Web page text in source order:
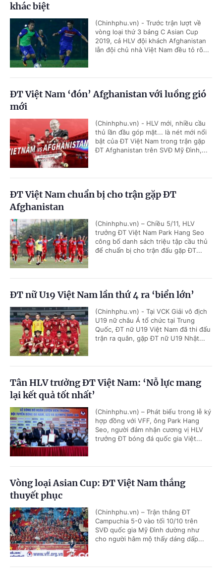
khác biệt
(Chinhphu.vn) - Trước trận lượt về
vòng loại thứ 3 bảng C Asian Cup
2019, cả HLV đội khách Afghanistan
lẫn đội chủ nhà Việt Nam đều tỏ rõ...
ĐT Việt Nam ‘đón’ Afghanistan với luồng gió
mới
(Chinhphu.vn) - HLV mới, nhiều cầu
thủ lần đầu góp mặt... là nét mới nổi
bật của ĐT Việt Nam trong trận gặp
ĐT Afghanistan trên SVĐ Mỹ Đình,...
ĐT Việt Nam chuẩn bị cho trận gặp ĐT
Afghanistan
(Chinhphu.vn) – Chiều 5/11, HLV
trưởng ĐT Việt Nam Park Hang Seo
công bố danh sách triệu tập cầu thủ
để chuẩn bị cho trận đấu gặp ĐT...
ĐT nữ U19 Việt Nam lần thứ 4 ra ‘biển lớn’
(Chinhphu.vn) - Tại VCK Giải vô địch
U19 nữ châu Á tổ chức tại Trung
Quốc, ĐT nữ U19 Việt Nam đã thi đấu
trận ra quân, gặp ĐT nữ U19 Nhật...
Tân HLV trưởng ĐT Việt Nam: ‘Nỗ lực mang
lại kết quả tốt nhất’
(Chinhphu.vn) – Phát biểu trong lễ ký
hợp đồng với VFF, ông Park Hang
Seo, người đảm nhận cương vị HLV
trưởng ĐT bóng đá quốc gia Việt...
Vòng loại Asian Cup: ĐT Việt Nam thắng
thuyết phục
(Chinhphu.vn) – Trận thắng ĐT
Campuchia 5-0 vào tối 10/10 trên
SVĐ quốc gia Mỹ Đình dường như
cho người hâm mộ thấy dáng dấp...